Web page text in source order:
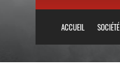
ACCUEIL SOCIÉTÉ